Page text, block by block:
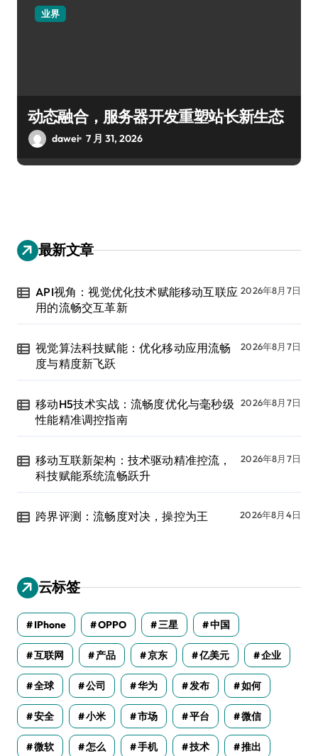
业界
动态融合，服务器开发重塑站长新生态
dawei 7 月 31, 2026
最新文章
API视角：视觉优化技术赋能移动互联应
用的流畅交互革新
2026年8月7日
视觉算法科技赋能：优化移动应用流畅
度与精度新飞跃
2026年8月7日
移动H5技术实战：流畅度优化与毫秒级
性能精准调控指南
2026年8月7日
移动互联新架构：技术驱动精准控流，
科技赋能系统流畅跃升
2026年8月7日
跨界评测：流畅度对决，操控为王 2026年8月4日
云标签
IPhone OPPO 三星 中国
互联网 产品 京东 亿美元 企业
全球 公司 华为 发布 如何
安全 小米 市场 平台 微信
微软 怎么 手机 技术 推出